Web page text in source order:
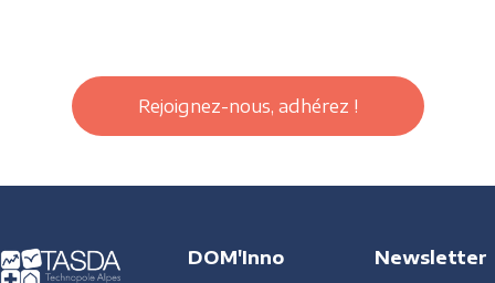
Rejoignez-nous, adhérez !
DOM'Inno Newsletter